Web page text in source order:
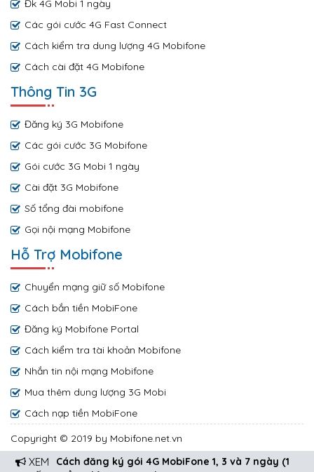
XEM
Cách đăng ký gói 4G MobiFone 1, 3 và 7 ngày (1
Đk 4G Mobi 1 ngày
Các gói cước 4G Fast Connect
Cách kiểm tra dung lượng 4G Mobifone
Cách cài đặt 4G Mobifone
Thông Tin 3G
Đăng ký 3G Mobifone
Các gói cước 3G Mobifone
Gói cước 3G Mobi 1 ngày
Cài đặt 3G Mobifone
Số tổng đài mobifone
Gọi nội mạng Mobifone
Hỗ Trợ Mobifone
Chuyển mạng giữ số Mobifone
Cách bắn tiền MobiFone
Đăng ký Mobifone Portal
Cách kiểm tra tài khoản Mobifone
Nhắn tin nội mạng Mobifone
Mua thêm dung lượng 3G Mobi
Cách nạp tiền MobiFone
Copyright © 2019 by Mobifone.net.vn